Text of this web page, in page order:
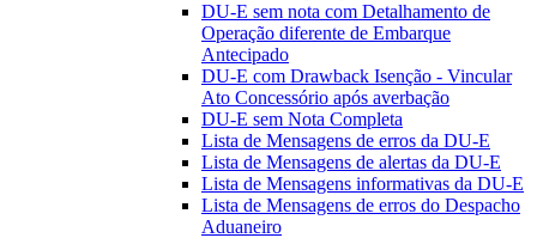
DU-E sem nota com Detalhamento de
Operação diferente de Embarque
Antecipado
DU-E com Drawback Isenção - Vincular
Ato Concessório após averbação
DU-E sem Nota Completa
Lista de Mensagens de erros da DU-E
Lista de Mensagens de alertas da DU-E
Lista de Mensagens informativas da DU-E
Lista de Mensagens de erros do Despacho
Aduaneiro